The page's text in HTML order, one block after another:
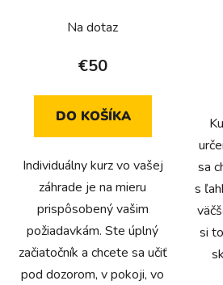
hodnotenie
produktu
5,0
z
hviezdičiek.
Na dotaz
€50
DO KOŠÍKA
Individuálny kurz vo vašej
záhrade je na mieru
prispôsobený vašim
požiadavkám. Ste úplný
začiatočník a chcete sa učiť
pod dozorom, v pokoji, vo
sa
s
si